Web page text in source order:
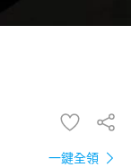
一鍵全領